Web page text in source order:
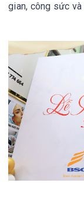
gian, công sức